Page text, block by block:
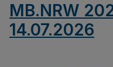
MB.NRW
14.07.2026